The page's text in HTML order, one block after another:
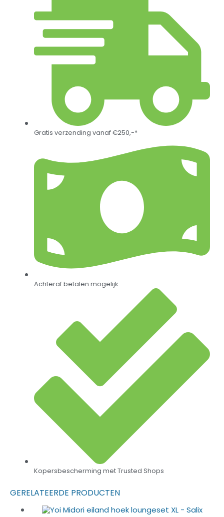
Gratis verzending vanaf €250,-*
Achteraf betalen mogelijk
Kopersbescherming met Trusted Shops
GERELATEERDE PRODUCTEN